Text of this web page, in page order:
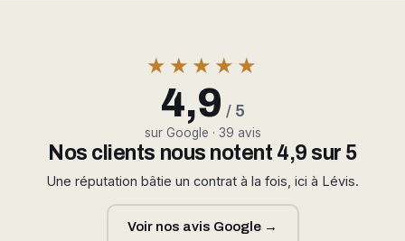
★★★★★
4,9 / 5
sur Google · 39 avis
Nos clients nous notent 4,9 sur 5
Une réputation bâtie un contrat à la fois, ici à Lévis.
Voir nos avis Google →